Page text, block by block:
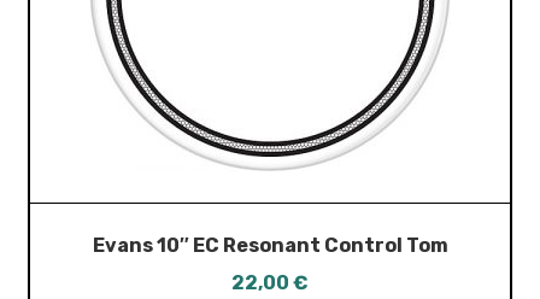
Evans 10″ EC Resonant Control Tom
22,00 €